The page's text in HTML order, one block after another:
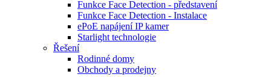
Funkce Face Detection - představení
Funkce Face Detection - Instalace
ePoE napájení IP kamer
Starlight technologie
Řešení
Rodinné domy
Obchody a prodejny